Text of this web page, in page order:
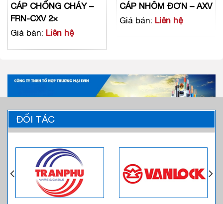
CÁP CHỐNG CHÁY –
FRN-CXV 2×
Giá bán: Liên hệ
CÁP NHÔM ĐƠN – AXV
Giá bán: Liên hệ
ĐỐI TÁC